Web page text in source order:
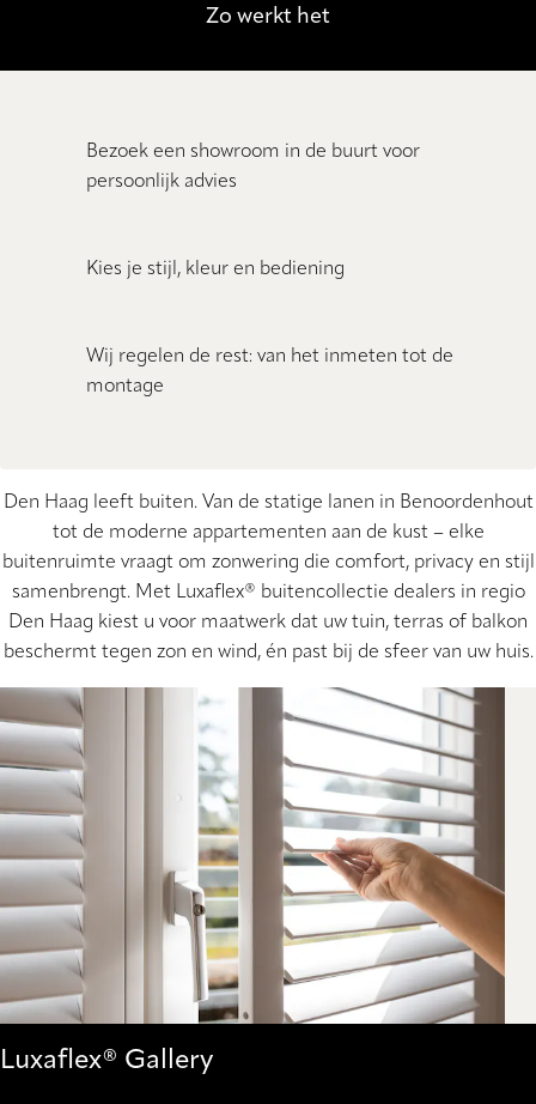
Zo werkt het
Bezoek een showroom in de buurt voor
persoonlijk advies
Kies je stijl, kleur en bediening
Wij regelen de rest: van het inmeten tot de
montage
Den Haag leeft buiten. Van de statige lanen in Benoordenhout
tot de moderne appartementen aan de kust – elke
buitenruimte vraagt om zonwering die comfort, privacy en stijl
samenbrengt. Met Luxaflex® buitencollectie dealers in regio
Den Haag kiest u voor maatwerk dat uw tuin, terras of balkon
beschermt tegen zon en wind, én past bij de sfeer van uw huis.
Luxaflex® Gallery